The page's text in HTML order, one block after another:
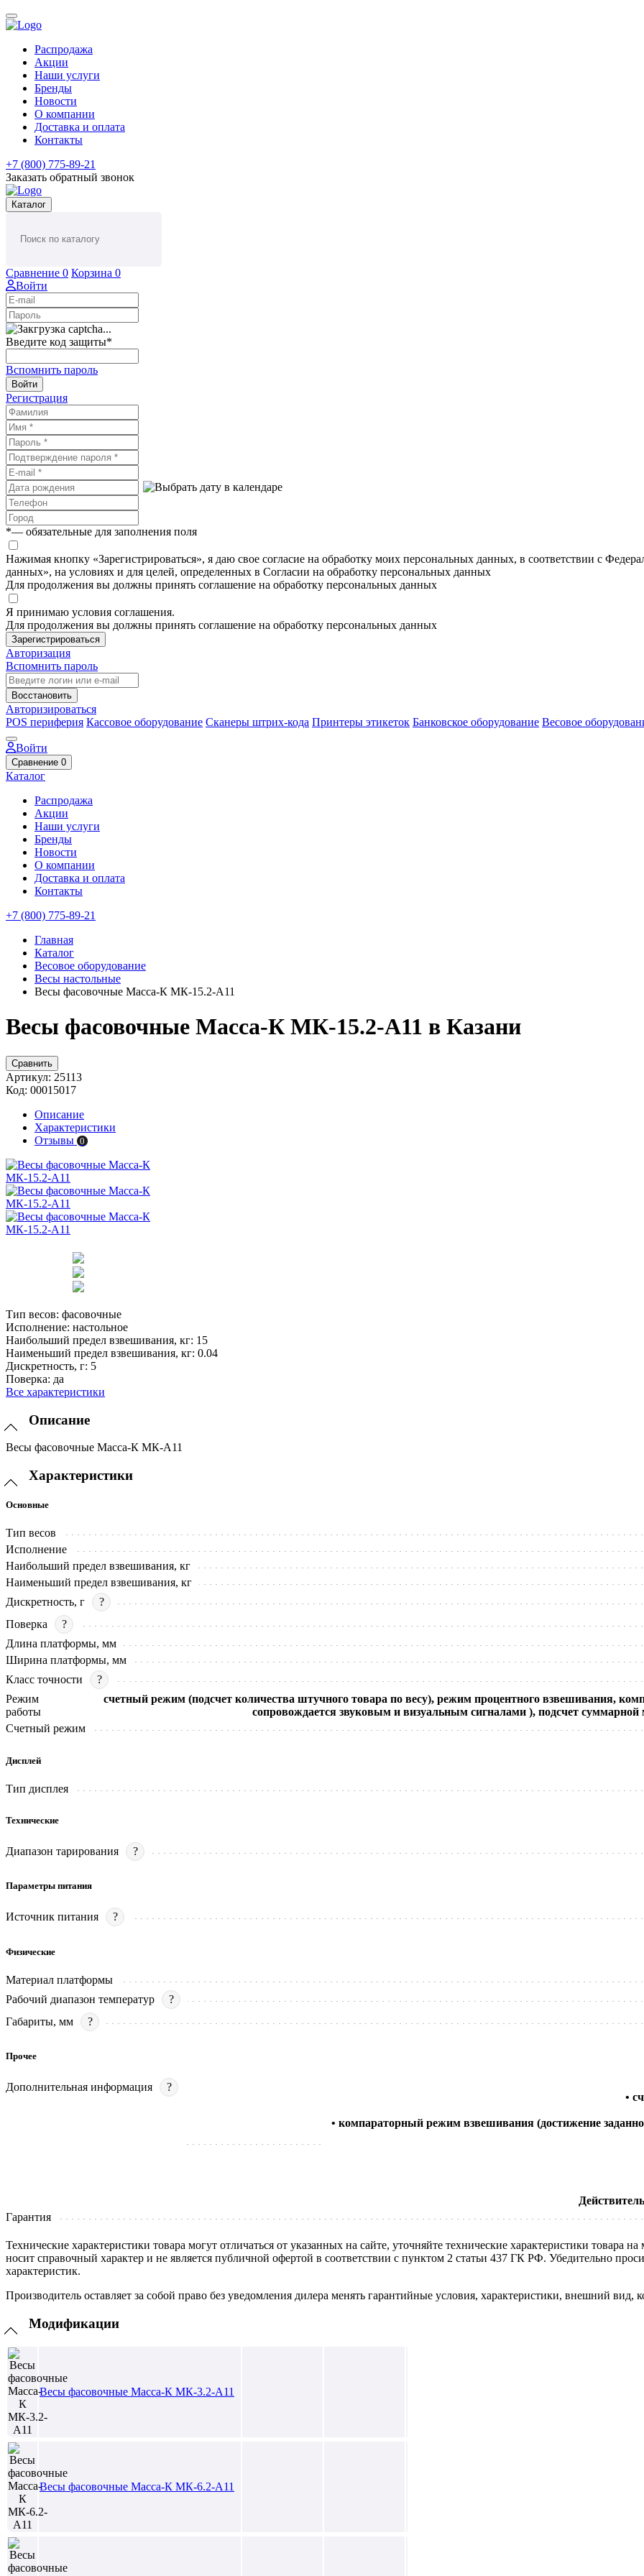
Распродажа
Акции
Наши услуги
Бренды
Новости
О компании
Доставка и оплата
Контакты
+7 (800) 775-89-21
Заказать обратный звонок
Каталог
Сравнение 0 Корзина 0
Войти
Введите код защиты*
Вспомнить пароль
Войти
Регистрация
*— обязательные для заполнения поля
Нажимая кнопку «Зарегистрироваться», я даю свое согласие на обработку моих персональных данных, в соответствии с
данных», на условиях и для целей, определенных в Согласии на обработку персональных данных
Для продолжения вы должны принять соглашение на обработку персональных данных
Я принимаю условия соглашения.
Для продолжения вы должны принять соглашение на обработку персональных данных
Зарегистрироваться
Авторизация
Вспомнить пароль
Восстановить
Авторизироваться
POS периферия Кассовое оборудование Сканеры штрих-кода Принтеры этикеток Банковское оборудование Весовое
Войти
Сравнение 0
Каталог
Распродажа
Акции
Наши услуги
Бренды
Новости
О компании
Доставка и оплата
Контакты
+7 (800) 775-89-21
Главная
Каталог
Весовое оборудование
Весы настольные
Весы фасовочные Масса-К МК-15.2-А11
Весы фасовочные Масса-К МК-15.2-А11 в Казани
Сравнить
Артикул: 25113
Код: 00015017
Описание
Характеристики
Отзывы 0
Тип весов: фасовочные
Исполнение: настольное
Наибольший предел взвешивания, кг: 15
Наименьший предел взвешивания, кг: 0.04
Дискретность, г: 5
Поверка: да
Все характеристики
Описание
Весы фасовочные Масса-К МК-А11
Характеристики
Основные
Тип весов
Исполнение
Наибольший предел взвешивания, кг
Наименьший предел взвешивания, кг
Дискретность, г
?
Поверка
?
Длина платформы, мм
Ширина платформы, мм
Класс точности
?
Режим
работы
счетный режим (подсчет количества штучного товара по весу), режим процентного взвешивания,
сопровождается звуковым и визуальным сигналами ), подсчет
Счетный режим
Дисплей
Тип дисплея
Технические
Диапазон тарирования ?
Параметры питания
Источник питания ?
Физические
Материал платформы
Рабочий диапазон температур
?
Габариты, мм
?
Прочее
Дополнительная информация
?
•
• компараторный режим взвешивания (достижение
Гарантия
Технические характеристики товара могут отличаться от указанных на сайте, уточняйте технические характеристики
носит справочный характер и не является публичной офертой в соответствии с пунктом 2 статьи 437 ГК РФ. Убедительно
характеристик.
Производитель оставляет за собой право без уведомления дилера менять гарантийные условия, характеристики, внешний вид,
Модификации
Весы фасовочные Масса-К МК-3.2-А11
Весы фасовочные Масса-К МК-6.2-А11